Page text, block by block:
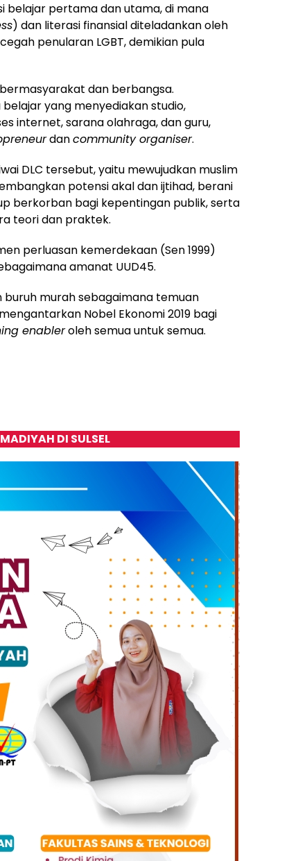
belajar pertama dan utama, di mana
) dan literasi finansial diteladankan oleh
penularan LGBT, demikian pula
dan berbangsa.
yang menyediakan studio,
internet, sarana olahraga, dan guru,
dancommunity organiser.
DLC tersebut, yaitu mewujudkan muslim
potensi akal dan ijtihad, berani
berkorban bagi kepentingan publik, serta
teori dan praktek.
perluasan kemerdekaan (Sen 1999)
amanat UUD45.
murah sebagaimana temuan
Nobel Ekonomi 2019 bagi
enableroleh semua untuk semua.
DI SULSEL